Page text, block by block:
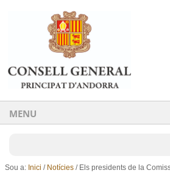
Ves al contingut.
Salta a la navegació
MENU
Sou a: Inici / Notícies / Els presidents de la